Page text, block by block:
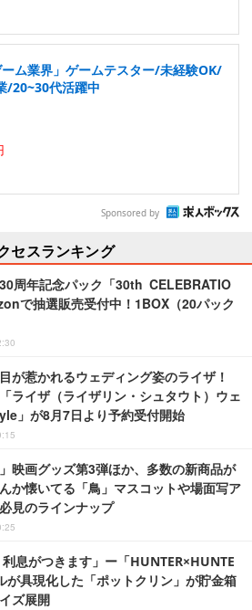
ーム業界」ゲームテスター/未経験OK/
/20~30代活躍中
Sponsored by
セスランキング
30周年記念パック「30th CELEBRATIO
で抽選販売受付中！1BOX（20パック
が惹かれるウェディング姿のライザ！
ライザ（ライザリン・シュタウト）ウェ
」が8月7日より予約受付開始
」映画グッズ第3弾ほか、多数の新商品が
か懐いてる「鳥」マスコットや場面写ア
見のラインナップ
利息がつきます」ー「HUNTER×HUNTE
が具現化した「ポットクリン」が貯金箱
ズ展開